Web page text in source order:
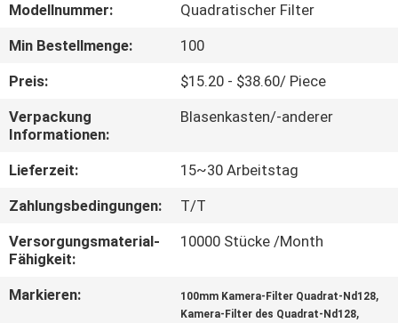
FABRIK-
AUSFLUG
QUALITÄTSKONTROLLE
TRETEN
SIE
UNS
IN
Modellnummer:
Quadratischer Filter
Min Bestellmenge:
100
Preis:
$15.20 - $38.60/ Piece
Verpackung
Informationen:
Blasenkasten/-anderer
Lieferzeit:
15~30 Arbeitstag
Zahlungsbedingungen:
T/T
Versorgungsmaterial-
Fähigkeit:
10000 Stücke /Month
Markieren: 100mm Kamera-Filter Quadrat-Nd128,
Kamera-Filter des Quadrat-Nd128,